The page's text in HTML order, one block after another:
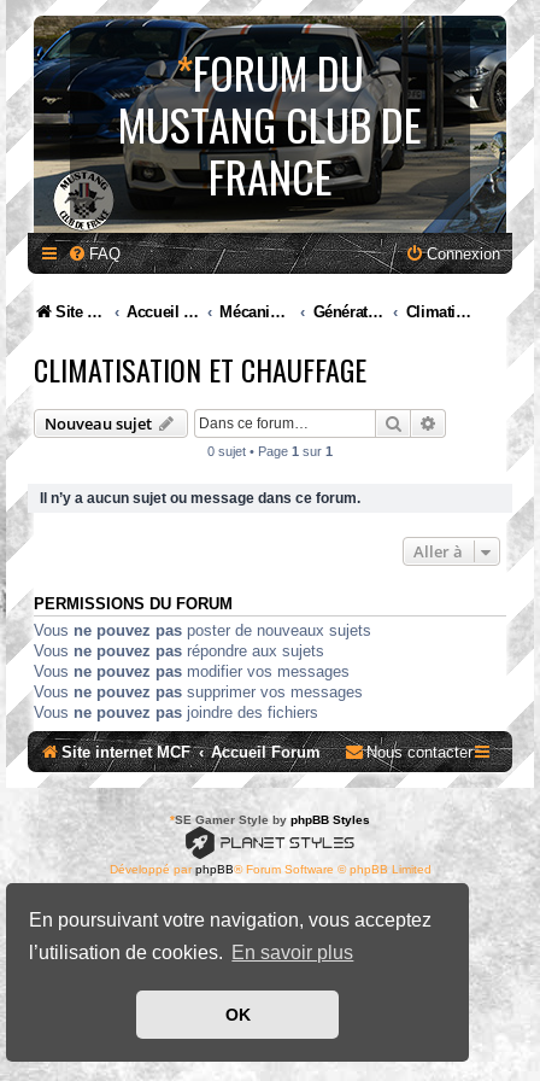
En poursuivant votre navigation, vous acceptez
l’utilisation de cookies. En savoir plus
OK
*FORUM DU
MUSTANG CLUB DE
FRANCE
FAQ Connexion
Site internet MCF Accueil Forum Mécanique et entretien Génération II. Mustang (1974 à 1978) Climatisation et chauffage
CLIMATISATION ET CHAUFFAGE
Nouveau sujet RechercherRecherche
0 sujet • Page 1 sur 1
Il n’y a aucun sujet ou message dans ce forum.
Aller à
PERMISSIONS DU FORUM
Vous ne pouvez pas poster de nouveaux sujets
Vous ne pouvez pas répondre aux sujets
Vous ne pouvez pas modifier vos messages
Vous ne pouvez pas supprimer vos messages
Vous ne pouvez pas joindre des fichiers
Site internet MCF Accueil Forum Nous contacter
*SE Gamer Style by phpBB Styles
Développé parphpBB® Forum Software © phpBB Limited
Confidentialité|